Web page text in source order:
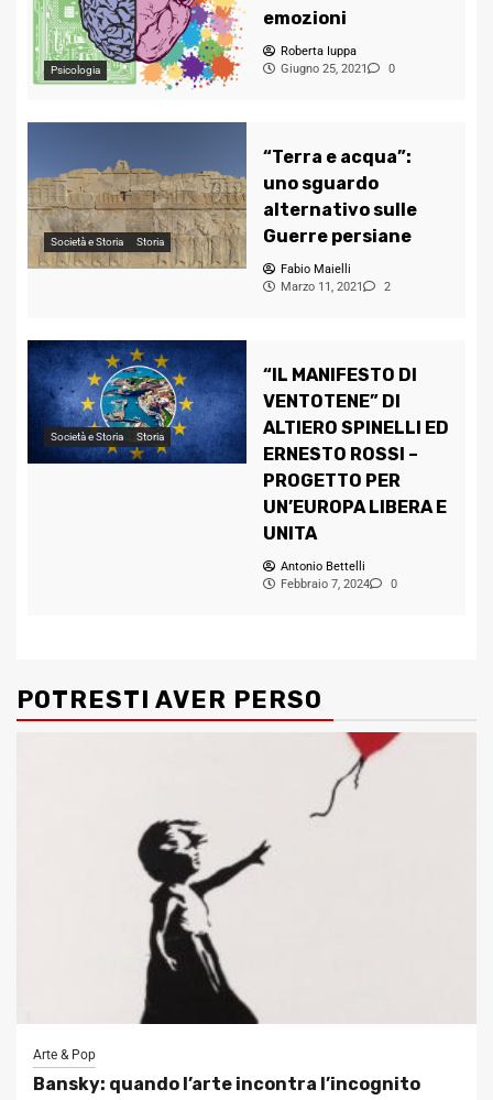
Psicologia
emozioni
Roberta Iuppa
Giugno 25, 2021
0
Società e Storia Storia
“Terra e acqua”:
uno sguardo
alternativo sulle
Guerre persiane
Fabio Maielli
Marzo 11, 2021
2
Società e Storia Storia
“IL MANIFESTO DI
VENTOTENE” DI
ALTIERO SPINELLI ED
ERNESTO ROSSI –
PROGETTO PER
UN’EUROPA LIBERA E
UNITA
Antonio Bettelli
Febbraio 7, 2024
0
POTRESTI AVER PERSO
Arte & Pop
Bansky: quando l’arte incontra l’incognito